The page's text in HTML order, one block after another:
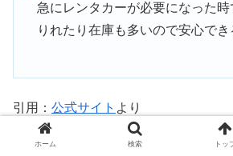
急にレンタカーが必要になった
りれたり在庫も多いので安心でき
引用： 公式サイト より
ホーム 検索 トッ